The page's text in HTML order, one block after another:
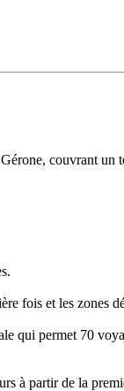
couvrant
et les zones
qui permet 70
à partir de la